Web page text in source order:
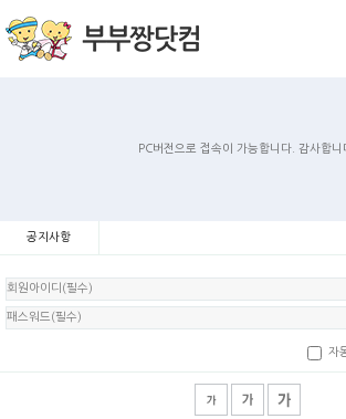
PC버전으로 접속이 가능합니다. 감사합니
공지사항
회
원
로
그
자